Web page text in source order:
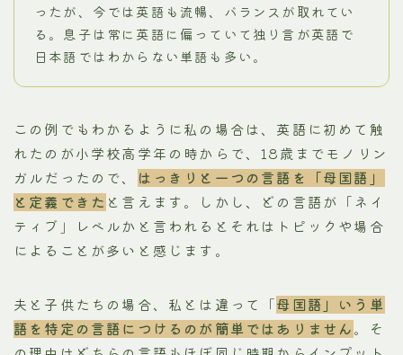
ったが、今では英語も流暢、バランスが取れてい
る。息子は常に英語に偏っていて独り言が英語で
日本語ではわからない単語も多い。
この例でもわかるように私の場合は、英語に初めて触
れたのが小学校高学年の時からで、18歳までモノリン
ガルだったので、
はっきりと一つの言語を「母国語」
と定義できた と言えます。しかし、どの言語が「ネイ
ティブ」レベルかと言われるとそれはトピックや場合
によることが多いと感じます。
夫と子供たちの場合、私とは違って「母国語」いう単
語を特定の言語につけるのが簡単ではありません。そ